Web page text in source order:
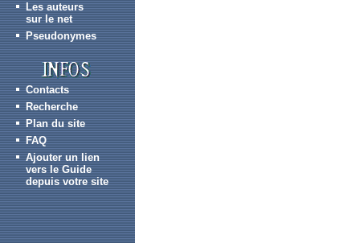
Les auteurs
sur le net
Pseudonymes
Contacts
Recherche
Plan du site
FAQ
Ajouter un lien
vers le Guide
depuis votre site